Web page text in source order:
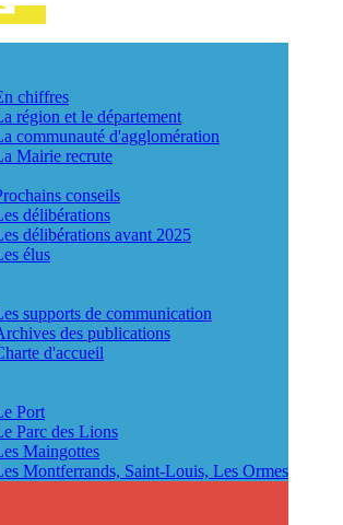
chiffres
région et le département
communauté d'agglomération
Mairie recrute
conseils
délibérations
délibérations avant 2025
élus
supports de communication
des publications
d'accueil
Port
Parc des Lions
Maingottes
Montferrands, Saint-Louis, Les Ormes